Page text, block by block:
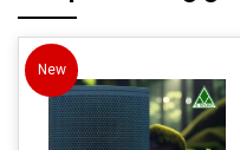
New